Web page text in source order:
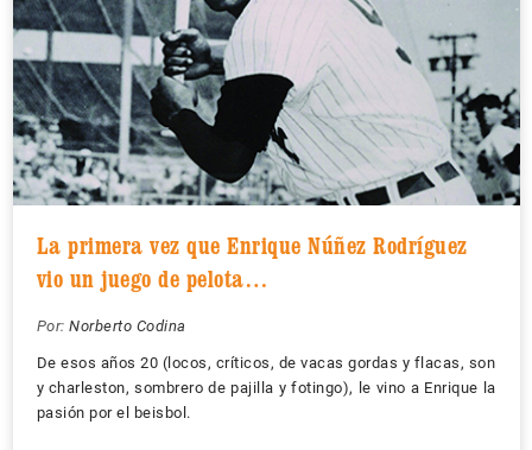
La primera vez que Enrique Núñez Rodríguez
vio un juego de pelota…
Por: Norberto Codina
De esos años 20 (locos, críticos, de vacas gordas y flacas, son
y charleston, sombrero de pajilla y fotingo), le vino a Enrique la
pasión por el beisbol.